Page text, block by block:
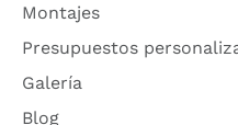
Montajes
Presupuestos
Galería
Blog